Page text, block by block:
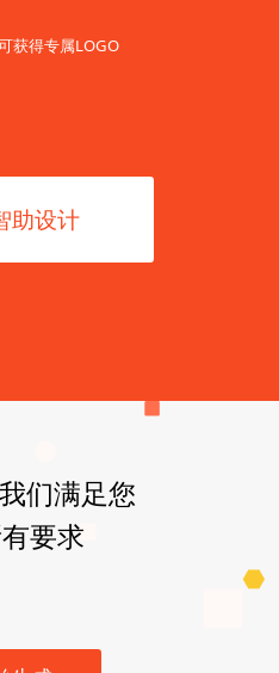
获得专属LOGO
助设计
们满足您
要求